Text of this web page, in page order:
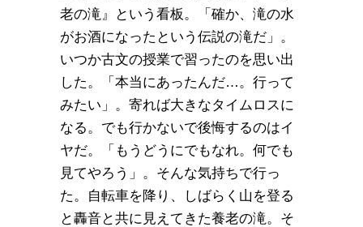
老の滝』という看板。「確か、滝の水
がお酒になったという伝説の滝だ」。
いつか古文の授業で習ったのを思い出
した。「本当にあったんだ…。行って
みたい」。寄れば大きなタイムロスに
なる。でも行かないで後悔するのはイ
ヤだ。「もうどうにでもなれ。何でも
見てやろう」。そんな気持ちで行っ
た。自転車を降り、しばらく山を登る
と轟音と共に見えてきた養老の滝。そ